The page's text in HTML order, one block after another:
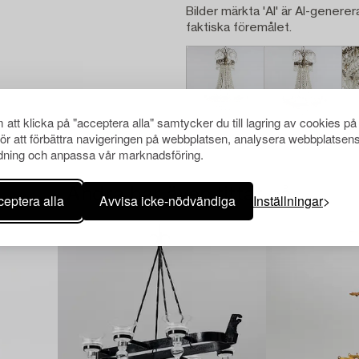
att klicka på "acceptera alla" samtycker du till lagring av cookies
att förbättra navigeringen på webbplatsen, analysera
och anpassa vår marknadsföring.
alla Avvisa icke-nödvändiga Inställningar
Bilder märkta 'AI' är AI-
faktiska föremålet.
Andra har även tittat på